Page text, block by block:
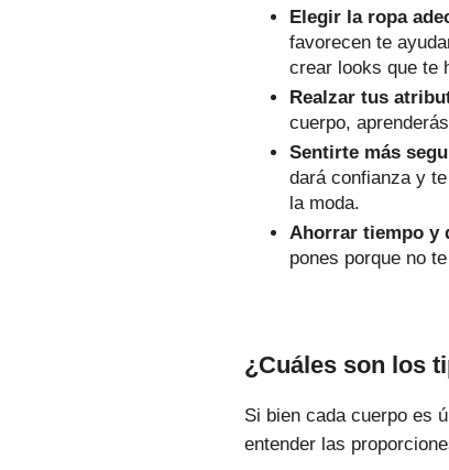
Elegir la ropa
favorecen te
crear looks que te
Realzar tus
cuerpo,
Sentirte más
dará confianza y
la moda.
Ahorrar tiempo y
pones porque no
¿Cuáles son los
Si bien cada cuerpo es
entender las